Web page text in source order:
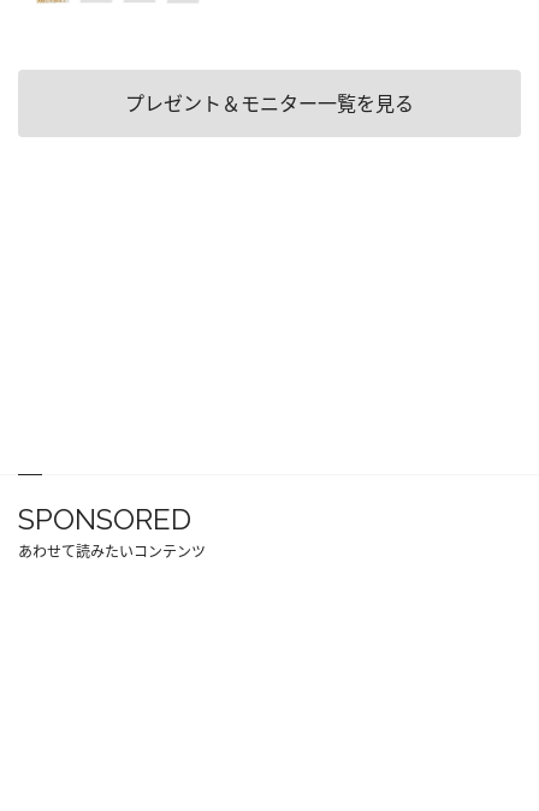
プレゼント＆モニター一覧を見る
SPONSORED
あわせて読みたいコンテンツ